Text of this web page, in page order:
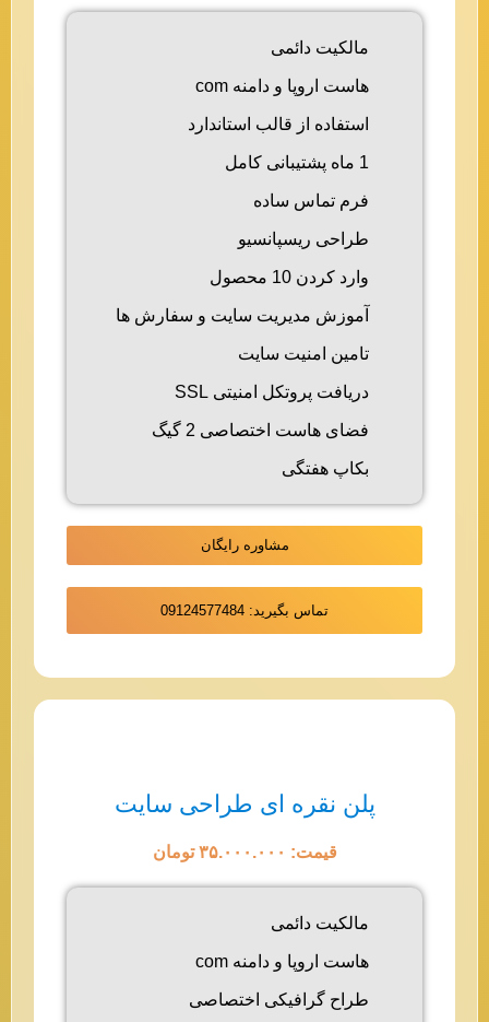
مالکیت دائمی
هاست اروپا و دامنه com
استفاده از قالب استاندارد
1 ماه پشتیبانی کامل
فرم تماس ساده
طراحی ریسپانسیو
وارد کردن 10 محصول
آموزش مدیریت سایت و سفارش ها
تامین امنیت سایت
دریافت پروتکل امنیتی SSL
فضای هاست اختصاصی 2 گیگ
بکاپ هفتگی
مشاوره رایگان
تماس بگیرید: 09124577484
پلن نقره ای طراحی سایت
قیمت: ۳۵.۰۰۰.۰۰۰ تومان
مالکیت دائمی
هاست اروپا و دامنه com
طراح گرافیکی اختصاصی